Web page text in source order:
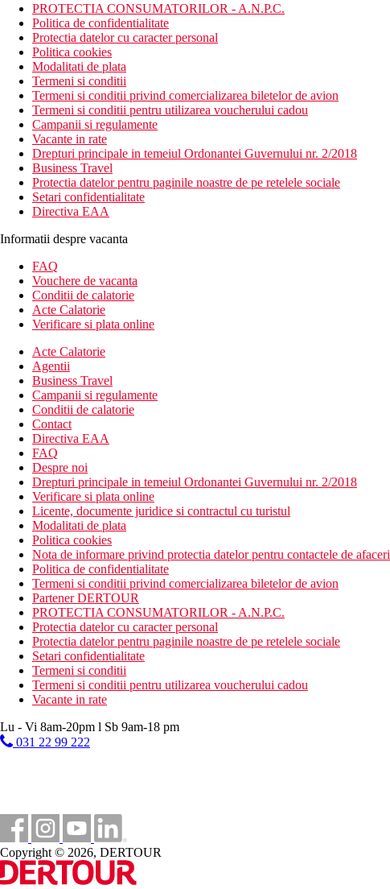
PROTECTIA CONSUMATORILOR - A.N.P.C.
Politica de confidentialitate
Protectia datelor cu caracter personal
Politica cookies
Modalitati de plata
Termeni si conditii
Termeni si conditii privind comercializarea biletelor de avion
Termeni si conditii pentru utilizarea voucherului cadou
Campanii si regulamente
Vacante in rate
Drepturi principale in temeiul Ordonantei Guvernului nr. 2/2018
Business Travel
Protectia datelor pentru paginile noastre de pe retelele sociale
Setari confidentialitate
Directiva EAA
Informatii despre vacanta
FAQ
Vouchere de vacanta
Conditii de calatorie
Acte Calatorie
Verificare si plata online
Acte Calatorie
Agentii
Business Travel
Campanii si regulamente
Conditii de calatorie
Contact
Directiva EAA
FAQ
Despre noi
Drepturi principale in temeiul Ordonantei Guvernului nr. 2/2018
Verificare si plata online
Licente, documente juridice si contractul cu turistul
Modalitati de plata
Politica cookies
Nota de informare privind protectia datelor pentru contactele de afaceri
Politica de confidentialitate
Termeni si conditii privind comercializarea biletelor de avion
Partener DERTOUR
PROTECTIA CONSUMATORILOR - A.N.P.C.
Protectia datelor cu caracter personal
Protectia datelor pentru paginile noastre de pe retelele sociale
Setari confidentialitate
Termeni si conditii
Termeni si conditii pentru utilizarea voucherului cadou
Vacante in rate
Lu - Vi 8am-20pm l Sb 9am-18 pm
031 22 99 222
Copyright © 2026, DERTOUR